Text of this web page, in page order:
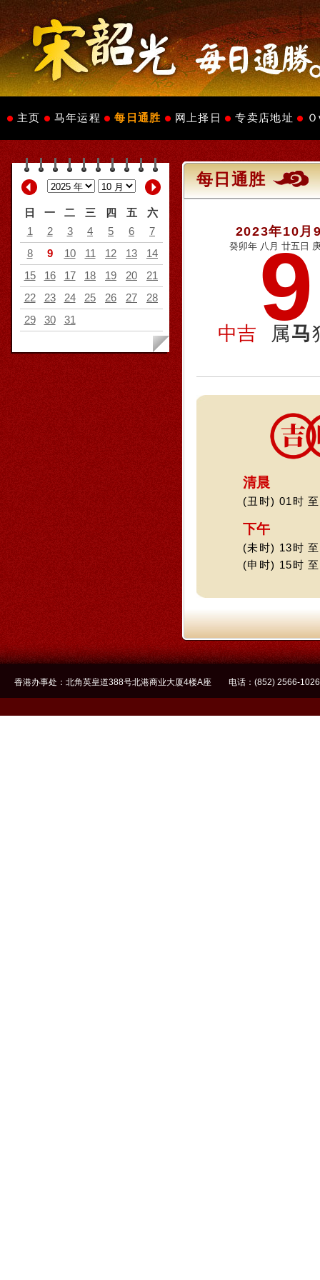
主页 马年运程 每日通胜 网上择日 专卖店地址
日 一 二 三 四 五
六
1
2 3 4 5 6
7
8
9 10 11 12 13
14
15
16 17 18 19 20
21
22
23 24 25 26 27
28
29
30 31
每日通胜
2023年10月
癸卯年 八月 廿五日
9
中吉 属马
清晨
(丑时) 01时
下午
(未时) 13时
(申时) 15时
香港办事处：北角英皇道388号北港商业大厦4楼A座 电话：(852)